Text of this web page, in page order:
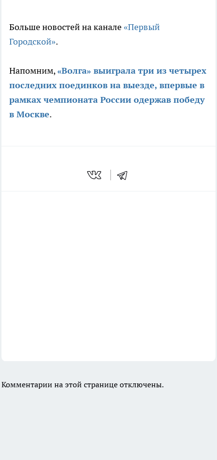
Больше новостей на канале «Первый
Городской».
Напомним, «Волга» выиграла три из четырех
последних поединков на выезде, впервые в
рамках чемпионата России одержав победу
в Москве.
Комментарии на этой странице отключены.